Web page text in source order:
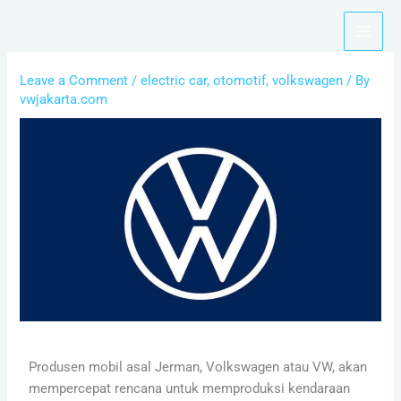
Leave a Comment /electric car,otomotif,volkswagen / By
vwjakarta.com
Produsen mobil asal Jerman, Volkswagen atau VW, akan
mempercepat rencana untuk memproduksi kendaraan